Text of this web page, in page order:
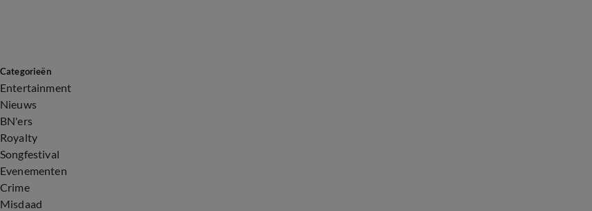
Categorieën
Entertainment
Nieuws
BN'ers
Royalty
Songfestival
Evenementen
Crime
Misdaad